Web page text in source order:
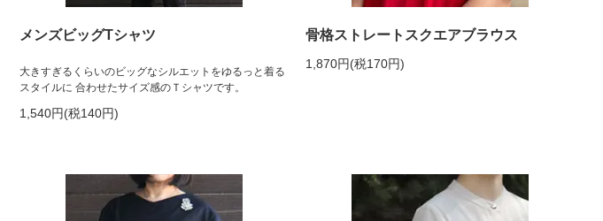
メンズビッグTシャツ
大きすぎるくらいのビッグなシルエットをゆるっと着る
スタイルに 合わせたサイズ感のＴシャツです。
1,540円(税140円)
骨格ストレートスクエアブラウス
1,870円(税170円)